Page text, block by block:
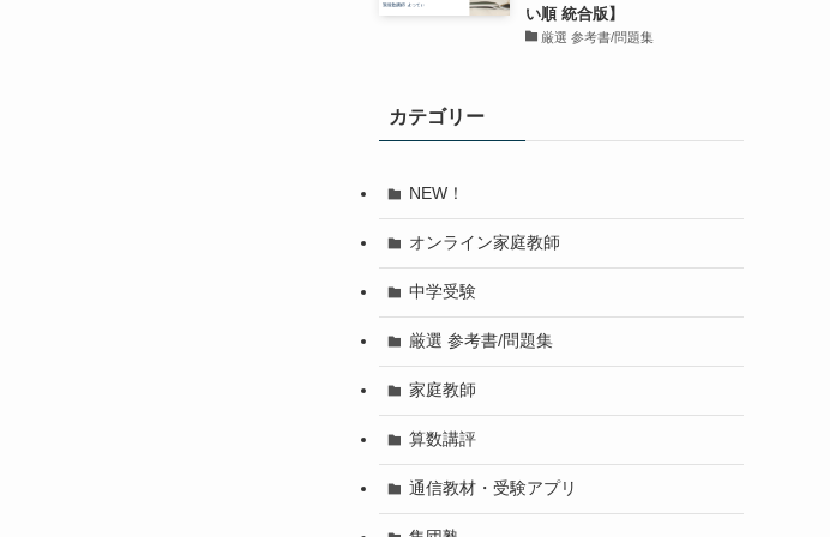
い順 統合版】
厳選 参考書/問題集
カテゴリー
NEW！
オンライン家庭教師
中学受験
厳選 参考書/問題集
家庭教師
算数講評
通信教材・受験アプリ